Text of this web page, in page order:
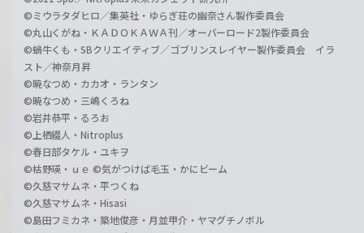
©ミウラタダヒロ／集英社・ゆらぎ荘の幽奈さん製作委員会
©丸山くがね・ＫＡＤＯＫＡＷＡ刊／オーバーロード2製作委員会
©蝸牛くも・SBクリエイティブ／ゴブリンスレイヤー製作委員会 イラ
スト／神奈月昇
©暁なつめ・カカオ・ランタン
©暁なつめ・三嶋くろね
©岩井恭平・るろお
©上栖綴人・Nitroplus
©春日部タケル・ユキヲ
©枯野瑛・ｕｅ ©気がつけば毛玉・かにビーム
©久慈マサムネ・平つくね
©久慈マサムネ・Hisasi
©島田フミカネ・築地俊彦・月並甲介・ヤマグチノボル